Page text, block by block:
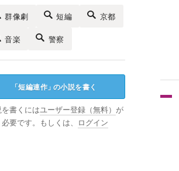
群像劇 短編 京都
音楽 警察
「短編連作 」の小説を書く
書くにはユーザー登録（無料） が
必要です。もしくは、
ログイン